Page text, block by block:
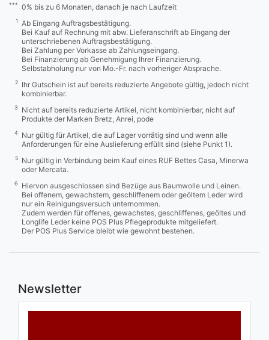
*** 0% bis zu 6 Monaten, danach je nach Laufzeit
1
Ab Eingang Auftragsbestätigung.
Bei Kauf auf Rechnung mit abw. Lieferanschrift ab Eingang der
unterschriebenen Auftragsbestätigung.
Bei Zahlung per Vorkasse ab Zahlungseingang.
Bei Finanzierung ab Genehmigung Ihrer Finanzierung.
Selbstabholung nur von Mo.-Fr. nach vorheriger Absprache.
2
Ihr Gutschein ist auf bereits reduzierte Angebote gültig, jedoch nicht
kombinierbar.
3
Nicht auf bereits reduzierte Artikel, nicht kombinierbar, nicht auf
Produkte der Marken Bretz, Anrei, pode
4
Nur gültig für Artikel, die auf Lager vorrätig sind und wenn alle
Anforderungen für eine Auslieferung erfüllt sind (siehe Punkt 1).
5
Nur gültig in Verbindung beim Kauf eines RUF Bettes Casa, Minerwa
oder Mercata.
6
Hiervon ausgeschlossen sind Bezüge aus Baumwolle und Leinen.
Bei offenem, gewachstem, geschliffenem oder geöltem Leder wird
nur ein Reinigungsversuch unternommen.
Zudem werden für offenes, gewachstes, geschliffenes, geöltes und
Longlife Leder keine POS Plus Pflegeprodukte mitgeliefert.
Der POS Plus Service bleibt wie gewohnt bestehen.
Newsletter